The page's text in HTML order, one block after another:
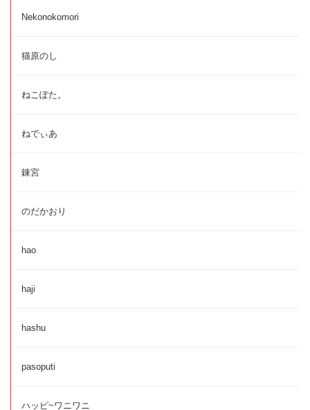
Nekonokomori
猫原のし
ねこぽた。
ねでぃあ
錬宮
のだかおり
hao
haji
hashu
pasoputi
ハッピ~ワニワニ